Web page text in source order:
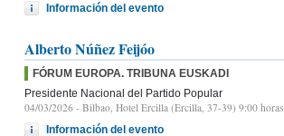
Información del evento
Alberto Núñez Feijóo
FÓRUM EUROPA. TRIBUNA EUSKADI
Presidente Nacional del Partido Popular
04/03/2026 - Bilbao, Hotel Ercilla (Ercilla, 37-39) 9:00 horas
Información del evento